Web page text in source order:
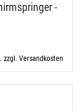
-
zzgl. Versandkosten